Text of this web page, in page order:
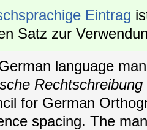
Eintrag
Satz zur
language
Rechtschreibung
for German
spacing. The